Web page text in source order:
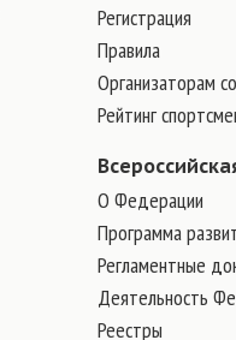
Регистрация
Правила
Организаторам
Рейтинг
О Федерации
Программа
Регламентные
Деятельность
Реестры